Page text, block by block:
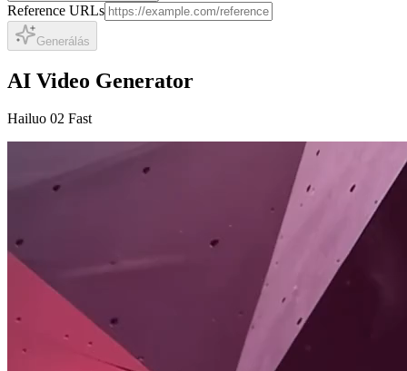
Reference URLs
Generálás
AI Video Generator
Hailuo 02 Fast